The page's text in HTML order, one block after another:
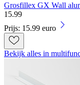
Grosfillex GX Wall
15.99
Prijs: 15.99 euro
Bekijk alles in